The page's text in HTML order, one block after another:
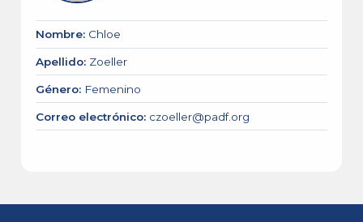
Nombre: Chloe
Apellido: Zoeller
Género: Femenino
Correo electrónico: czoeller@padf.org